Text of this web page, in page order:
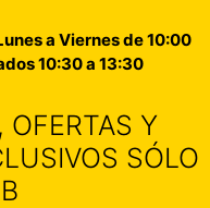
a Viernes de 10:00
10:30 a 13:30
OFERTAS Y
SÓLO